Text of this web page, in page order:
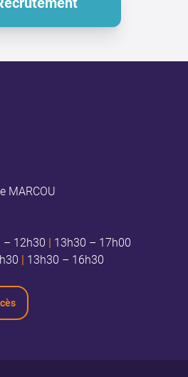
MARCOU
– 12h30 | 13h30 – 17h00
| 13h30 – 16h30